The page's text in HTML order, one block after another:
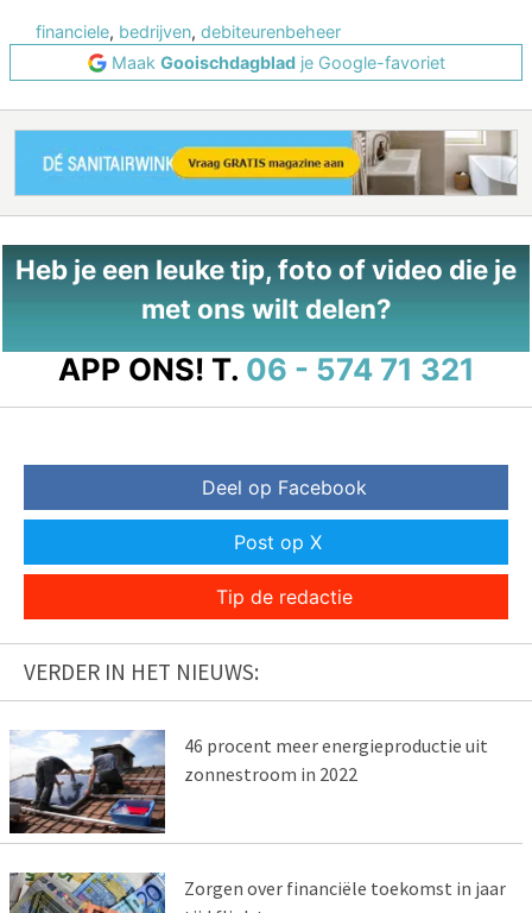
financiele, bedrijven, debiteurenbeheer
Maak Gooischdagbladje Google-favoriet
Heb je een leuke tip, foto of video die je
met ons wilt delen?
APP ONS! T. 06 - 574 71 321
Deel op Facebook
Post op X
Tip de redactie
VERDER IN HET NIEUWS:
46 procent meer energieproductie uit
zonnestroom in 2022
Zorgen over financiële toekomst in jaar